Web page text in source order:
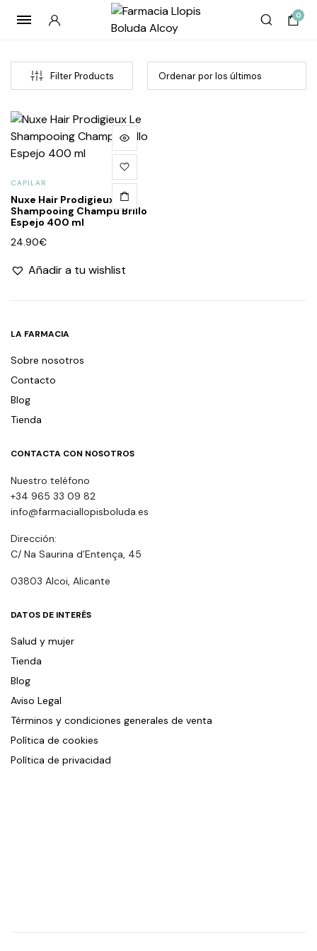
0
Filter Products
CAPILAR
Nuxe Hair Prodigieux Le
Shampooing Champú Brillo
Espejo 400 ml
24.90€
Añadir a tu wishlist
LA FARMACIA
Sobre nosotros
Contacto
Blog
Tienda
CONTACTA CON NOSOTROS
Nuestro teléfono
+34 965 33 09 82
info@farmaciallopisboluda.es
Dirección:
C/ Na Saurina d’Entença, 45
03803 Alcoi, Alicante
DATOS DE INTERÉS
Salud y mujer
Tienda
Blog
Aviso Legal
Términos y condiciones generales de venta
Política de cookies
Política de privacidad